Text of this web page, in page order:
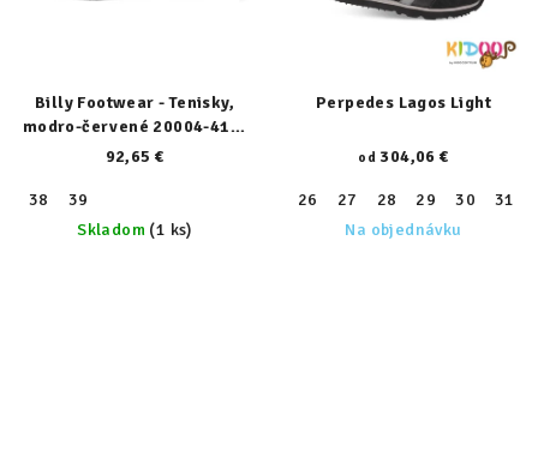
Billy Footwear - Tenisky,
modro-červené 20004-410-
normal
92,65 €
38
39
Skladom (1 ks)
Perpedes Lagos Light
od 304,06 €
26 27 28 29 30 31
Na objednávku